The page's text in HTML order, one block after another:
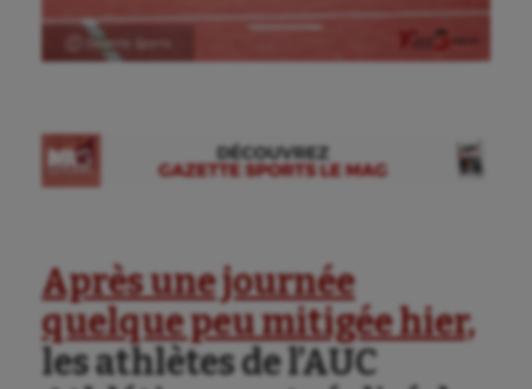
Ⓒ Gazette Sports
Après une journée
quelque peu mitigée hier,
les athlètes de l’AUC